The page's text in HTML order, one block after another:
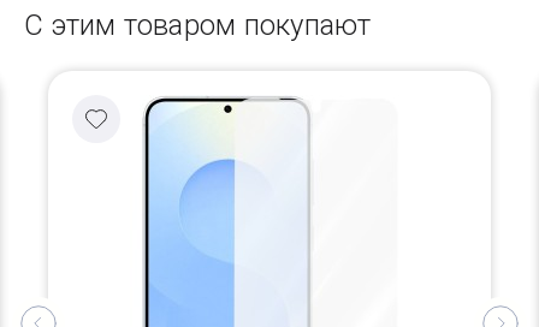
С этим товаром покупают